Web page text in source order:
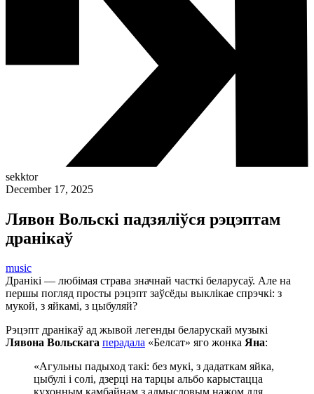
sekktor
December 17, 2025
Лявон Вольскі падзяліўся рэцэптам
дранікаў
music
Дранікі — любімая страва значнай часткі беларусаў. Але на
першы погляд просты рэцэпт заўсёды выклікае спрэчкі: з
мукой, з яйкамі, з цыбуляй?
Рэцэпт дранікаў ад жывой легенды беларускай музыкі
Лявона Вольскага перадала «Белсат» яго жонка Яна:
«Агульны падыход такі: без мукі, з дадаткам яйка,
цыбулі і солі, дзерці на тарцы альбо карыстацца
кухонным камбайнам з адмысловым нажом для